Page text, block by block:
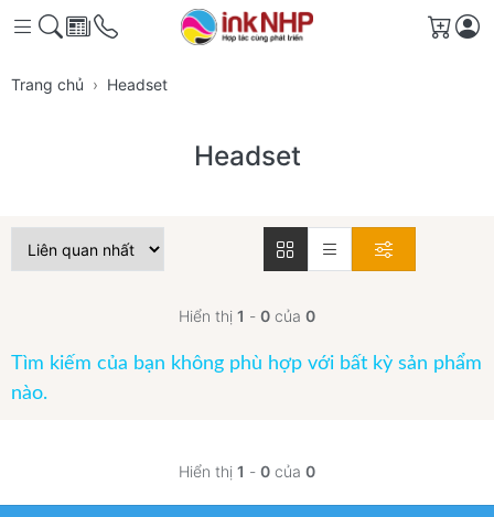
Giỏ
Trang chủ Headset
Headset
Hiển thị 1 - 0 của 0
Tìm kiếm của bạn không phù hợp với bất kỳ sản phẩm
nào.
Hiển thị 1 - 0 của 0